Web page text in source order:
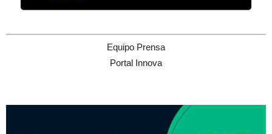
Equipo Prensa
Portal Innova